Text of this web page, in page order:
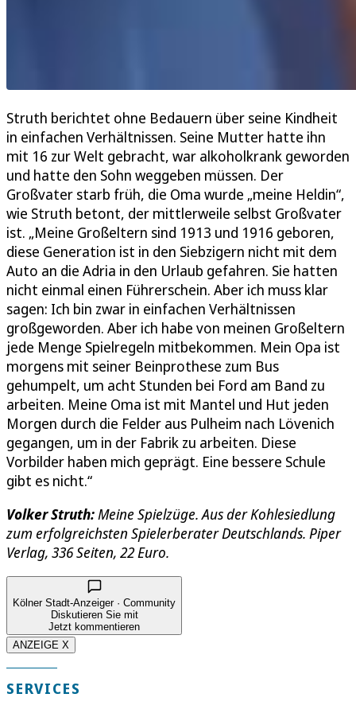
Struth berichtet ohne Bedauern über seine Kindheit
in einfachen Verhältnissen. Seine Mutter hatte ihn
mit 16 zur Welt gebracht, war alkoholkrank geworden
und hatte den Sohn weggeben müssen. Der
Großvater starb früh, die Oma wurde „meine Heldin“,
wie Struth betont, der mittlerweile selbst Großvater
ist. „Meine Großeltern sind 1913 und 1916 geboren,
diese Generation ist in den Siebzigern nicht mit dem
Auto an die Adria in den Urlaub gefahren. Sie hatten
nicht einmal einen Führerschein. Aber ich muss klar
sagen: Ich bin zwar in einfachen Verhältnissen
großgeworden. Aber ich habe von meinen Großeltern
jede Menge Spielregeln mitbekommen. Mein Opa ist
morgens mit seiner Beinprothese zum Bus
gehumpelt, um acht Stunden bei Ford am Band zu
arbeiten. Meine Oma ist mit Mantel und Hut jeden
Morgen durch die Felder aus Pulheim nach Lövenich
gegangen, um in der Fabrik zu arbeiten. Diese
Vorbilder haben mich geprägt. Eine bessere Schule
gibt es nicht.“
Volker Struth: Meine Spielzüge. Aus der Kohlesiedlung
zum erfolgreichsten Spielerberater Deutschlands. Piper
Verlag, 336 Seiten, 22 Euro.
Kölner Stadt-Anzeiger · Community
Diskutieren Sie mit
Jetzt kommentieren
ANZEIGE X
SERVICES